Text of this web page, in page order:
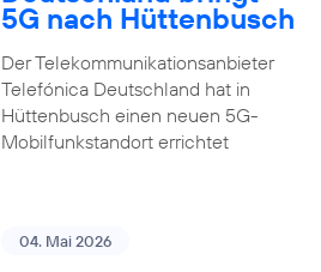
5G nach Hüttenbusch
Der Telekommunikationsanbieter
Telefónica Deutschland hat in
Hüttenbusch einen neuen 5G-
Mobilfunkstandort errichtet
04. Mai 2026